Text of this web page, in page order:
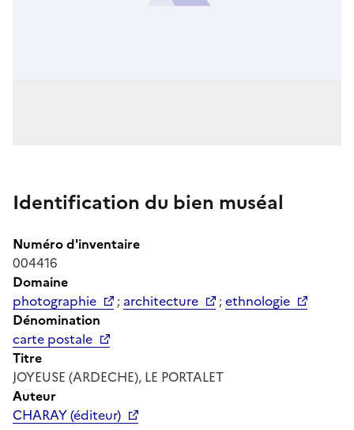
Identification du bien muséal
Numéro d'inventaire
004416
Domaine
photographie
; architecture ;ethnologie
Dénomination
carte postale
Titre
JOYEUSE (ARDECHE), LE PORTALET
Auteur
CHARAY (éditeur)